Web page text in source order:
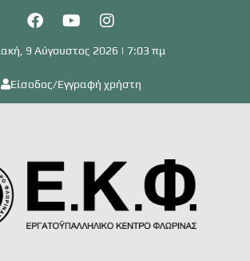
9 Αύγουστος 2026 | 7:03 πμ
Είσοδος/Εγγραφή χρήστη